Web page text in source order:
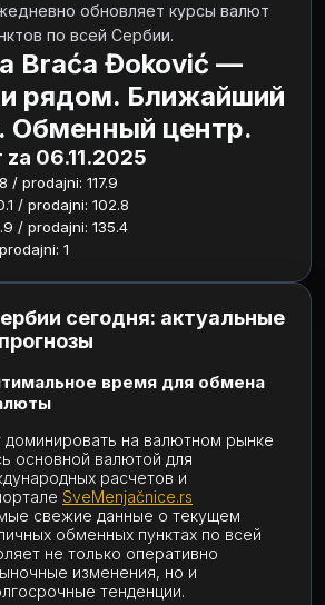
обновляет курсы валют
по всей Сербии.
Braća Đoković —
рядом. Ближайший
Обменный центр.
06.11.2025
/ prodajni: 117.9
/ prodajni: 102.8
/ prodajni: 135.4
1
сегодня: актуальные
время для обмена
на валютном рынке
основной валютой для
расчетов и
SveMenjačnice.rs
свежие данные о текущем
обменных пунктах по всей
не только оперативно
изменения, но и
тенденции.